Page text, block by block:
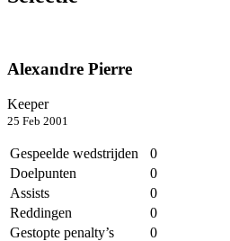
Alexandre Pierre
Keeper
25 Feb 2001
Gespeelde wedstrijden
0
Doelpunten
0
Assists
0
Reddingen
0
Gestopte penalty’s
0